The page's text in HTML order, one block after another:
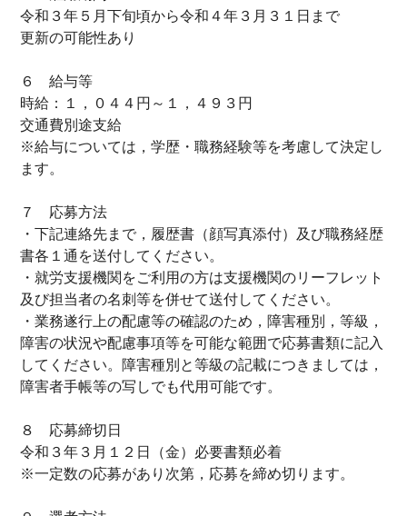
令和３年５月下旬頃から令和４年３月３１日まで
更新の可能性あり
６ 給与等
時給：１，０４４円～１，４９３円
交通費別途支給
※給与については，学歴・職務経験等を考慮して決定し
ます。
７ 応募方法
・下記連絡先まで，履歴書（顔写真添付）及び職務経歴
書各１通を送付してください。
・就労支援機関をご利用の方は支援機関のリーフレット
及び担当者の名刺等を併せて送付してください。
・業務遂行上の配慮等の確認のため，障害種別，等級，
障害の状況や配慮事項等を可能な範囲で応募書類に記入
してください。障害種別と等級の記載につきましては，
障害者手帳等の写しでも代用可能です。
８ 応募締切日
令和３年３月１２日（金）必要書類必着
※一定数の応募があり次第，応募を締め切ります。